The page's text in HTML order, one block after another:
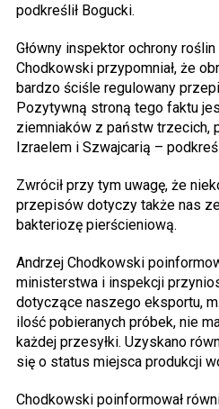
podkreślił Bogucki.
Główny inspektor ochrony
Chodkowski przypomniał, że
bardzo ściśle regulowany
Pozytywną stroną tego faktu
ziemniaków z państw trzecich,
Izraelem i Szwajcarią –
Zwrócił przy tym uwagę, że
przepisów dotyczy także nas
bakteriozę pierścieniową.
Andrzej Chodkowski
ministerstwa i inspekcji
dotyczące naszego eksportu,
ilość pobieranych próbek, nie
każdej przesyłki. Uzyskano
się o status miejsca produkcji
Chodkowski poinformował